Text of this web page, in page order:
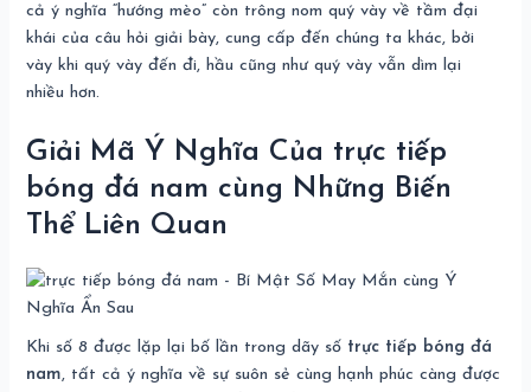
cả ý nghĩa “hướng mèo” còn trông nom quý vày về tầm đại
khái của câu hỏi giải bày, cung cấp đến chúng ta khác, bởi
vày khi quý vày đến đi, hầu cũng như quý vày vẫn dìm lại
nhiều hơn.
Giải Mã Ý Nghĩa Của trực tiếp
bóng đá nam cùng Những Biến
Thể Liên Quan
Khi số 8 được lặp lại bố lần trong dãy số trực tiếp bóng đá
nam, tất cả ý nghĩa về sự suôn sẻ cùng hạnh phúc càng được